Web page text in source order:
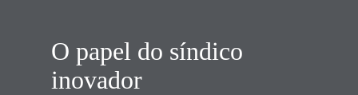
O papel do síndico
inovador